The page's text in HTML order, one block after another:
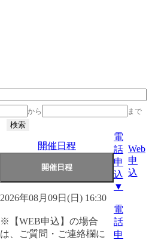
から まで
開催日程
電
話
申
込
▼
Web
申
込
2026年08月09日(日) 16:30
※【WEB申込】の場合
は、ご質問・ご連絡欄に
電
話
申